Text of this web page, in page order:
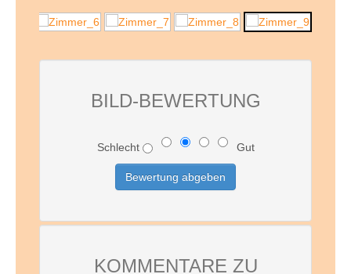
BILD-BEWERTUNG
Schlecht Gut
KOMMENTARE ZU